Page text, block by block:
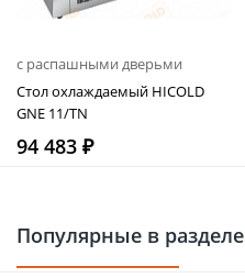
с распашными дверьми
Стол охлаждаемый HICOLD
GNE 11/TN
94 483 ₽
Популярные в разделе